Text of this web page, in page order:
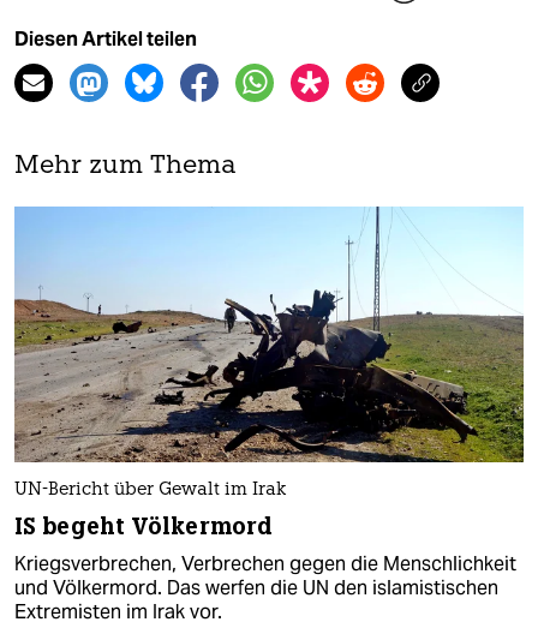
Diesen Artikel teilen
Mehr zum Thema
UN-Bericht über Gewalt im Irak
IS begeht Völkermord
Kriegsverbrechen, Verbrechen gegen die Menschlichkeit
und Völkermord. Das werfen die UN den islamistischen
Extremisten im Irak vor.